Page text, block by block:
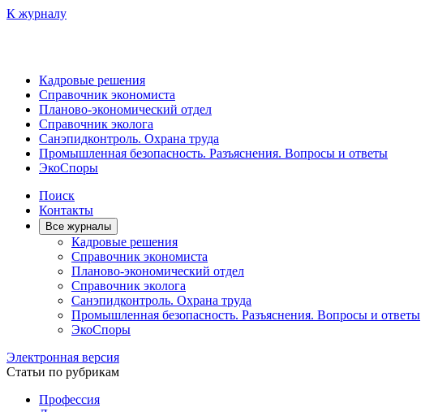
К журналу
Кадровые решения
Справочник экономиста
Планово-экономический отдел
Справочник эколога
Санэпидконтроль. Охрана труда
Промышленная безопасность. Разъяснения. Вопросы и ответы
ЭкоСпоры
Поиск
Контакты
Все журналы
Кадровые решения
Справочник экономиста
Планово-экономический отдел
Справочник эколога
Санэпидконтроль. Охрана труда
Промышленная безопасность. Разъяснения. Вопросы и ответы
ЭкоСпоры
Электронная версия
Статьи по рубрикам
Профессия